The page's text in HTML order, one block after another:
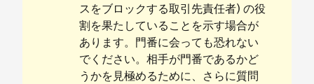
スをブロックする取引先責任者) の役
割を果たしていることを示す場合が
あります。門番に会っても恐れない
でください。相手が門番であるかど
うかを見極めるために、さらに質問